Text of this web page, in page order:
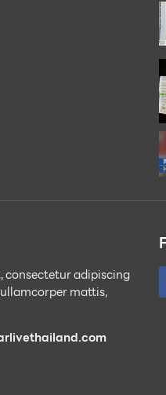
consectetur adipiscing
mattis,